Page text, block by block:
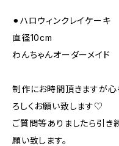
⚫︎ハロウィンクレイケーキ
直径10cm
わんちゃんオーダーメイド
制作にお時間頂きますが心
ろしくお願い致します♡
ご質問等ありましたら引き
願い致します。